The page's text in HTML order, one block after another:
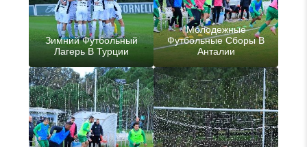
Зимний Футбольный
Лагерь В Турции
Молодежные
Футбольные Сборы В
Анталии